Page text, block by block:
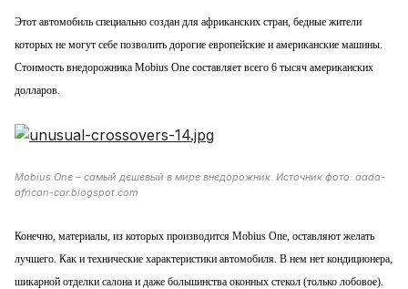
Этот автомобиль специально создан для африканских стран, бедные жители
которых не могут себе позволить дорогие европейские и американские машины.
Стоимость внедорожника Mobius One составляет всего 6 тысяч американских
долларов.
Mobius One – самый дешевый в мире внедорожник. Источник фото: aada-
african-car.blogspot.com
Конечно, материалы, из которых производится Mobius One, оставляют желать
лучшего. Как и технические характеристики автомобиля. В нем нет кондиционера,
шикарной отделки салона и даже большинства оконных стекол (только лобовое).